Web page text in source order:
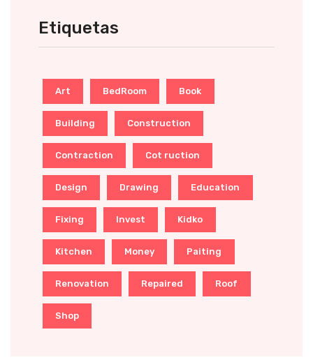
Etiquetas
Art BedRoom Book
Building Construction
Contraction Cot ruction
Design Drawing Education
Fixing Invest Kidko
Kitchen Money Paiting
Renovation Repaired Roof
Shop